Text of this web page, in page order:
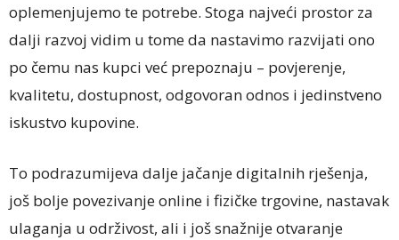
oplemenjujemo te potrebe. Stoga najveći prostor za
dalji razvoj vidim u tome da nastavimo razvijati ono
po čemu nas kupci već prepoznaju – povjerenje,
kvalitetu, dostupnost, odgovoran odnos i jedinstveno
iskustvo kupovine.
To podrazumijeva dalje jačanje digitalnih rješenja,
još bolje povezivanje online i fizičke trgovine, nastavak
ulaganja u održivost, ali i još snažnije otvaranje